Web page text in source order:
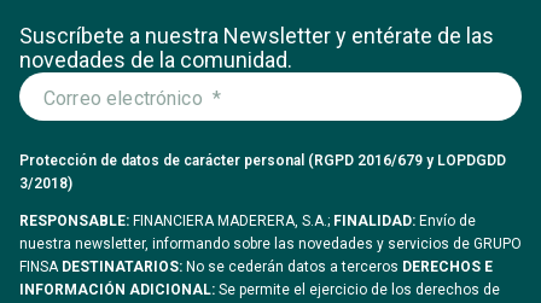
Suscríbete a nuestra Newsletter y entérate de las
novedades de la comunidad.
Protección de datos de carácter personal (RGPD 2016/679 y LOPDGDD
3/2018)
RESPONSABLE: FINANCIERA MADERERA, S.A.; FINALIDAD: Envío de
nuestra newsletter, informando sobre las novedades y servicios de GRUPO
FINSADESTINATARIOS: No se cederán datos a terceros DERECHOS E
INFORMACIÓN ADICIONAL: Se permite el ejercicio de los derechos de